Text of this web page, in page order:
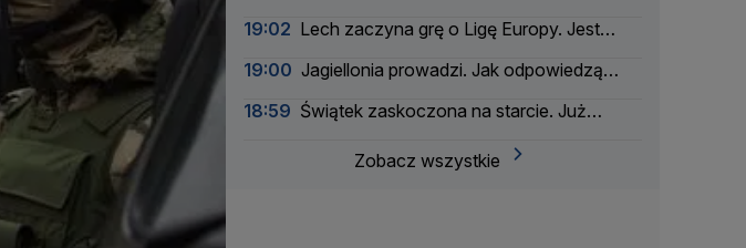
19:02 Lech zaczyna grę o Ligę Europy. Jest
19:00 Jagiellonia prowadzi. Jak odpowiedzą
18:59 Świątek zaskoczona na starcie. Już
Zobacz wszystkie